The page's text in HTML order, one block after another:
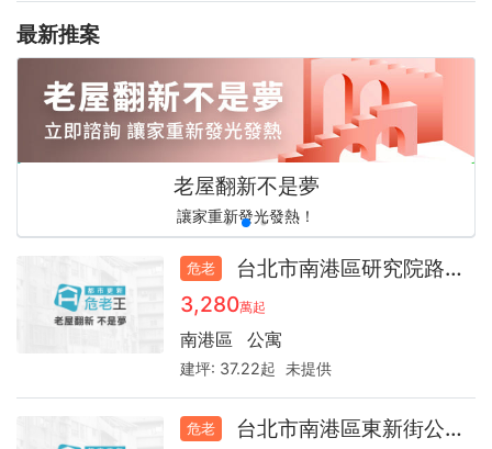
最新推案
未來裝修圖說
未來裝修圖說
台南市都市更新學會
危老重建
心旅空間設計
老屋翻新、室內設計免費諮詢
老屋翻新不是夢
讓家重新發光發熱！
idshow
好宅秀居家設計平台
全台最強更新之聲，預言你的房產下一步！
都市更新危老王
未來裝修圖說
未來裝修圖說
台南市都市更新學會
危老重建
危老
台北市南港區研究院路二段公寓47.6
3,280萬起
南港區 公寓
建坪: 37.22起 未提供
危老
台北市南港區東新街公寓41.7